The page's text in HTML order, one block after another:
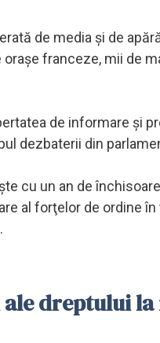
de media şi de
franceze, mii de
de informare şi
dezbaterii din
cu un an de
al forţelor de ordine
dreptului